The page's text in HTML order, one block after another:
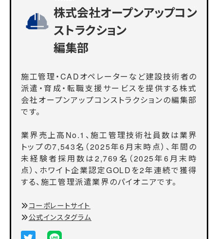
株式会社オープンアップコン
ストラクション
編集部
施工管理・CADオペレーターなど建設技術者の
派遣・育成・転職支援サービスを提供する株式
会社オープンアップコンストラクションの編集部
です。
業界売上高No.1、施工管理技術社員数は業界
トップの7,543名（2025年6月末時点）、年間の
未経験者採用数は2,769名（2025年6月末時
点）、ホワイト企業認定GOLDを2年連続で獲得
する、施工管理派遣業界のパイオニアです。
コーポレートサイト
公式インスタグラム